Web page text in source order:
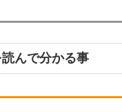
んで分かる事